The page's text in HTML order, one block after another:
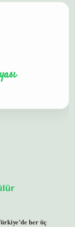
her üç